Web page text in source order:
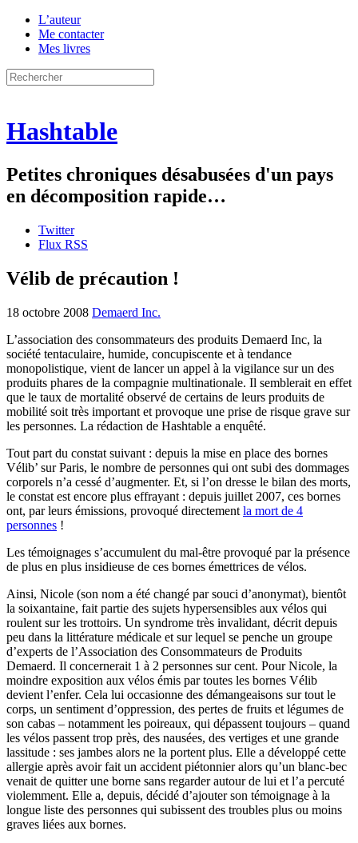
L’auteur
Me contacter
Mes livres
Hashtable
Petites chroniques désabusées d'un pays
en décomposition rapide…
Twitter
Flux RSS
Vélib de précaution !
18 octobre 2008 Demaerd Inc.
L’association des consommateurs des produits Demaerd Inc, la
société tentaculaire, humide, concupiscente et à tendance
monopolistique, vient de lancer un appel à la vigilance sur un des
produits phares de la compagnie multinationale. Il semblerait en effet
que le taux de mortalité observé de certains de leurs produits de
mobilité soit très important et provoque une prise de risque grave sur
les personnes. La rédaction de Hashtable a enquêté.
Tout part du constat suivant : depuis la mise en place des bornes
Vélib’ sur Paris, le nombre de personnes qui ont subi des dommages
corporels n’a cessé d’augmenter. Et, si l’on dresse le bilan des morts,
le constat est encore plus effrayant : depuis juillet 2007, ces bornes
ont, par leurs émissions, provoqué directement la mort de 4
personnes !
Les témoignages s’accumulent du mal-être provoqué par la présence
de plus en plus insidieuse de ces bornes émettrices de vélos.
Ainsi, Nicole (son nom a été changé par souci d’anonymat), bientôt
la soixantaine, fait partie des sujets hypersensibles aux vélos qui
roulent sur les trottoirs. Un syndrome très invalidant, décrit depuis
peu dans la littérature médicale et sur lequel se penche un groupe
d’experts de l’Association des Consommateurs de Produits
Demaerd. Il concernerait 1 à 2 personnes sur cent. Pour Nicole, la
moindre exposition aux vélos émis par toutes les bornes Vélib
devient l’enfer. Cela lui occasionne des démangeaisons sur tout le
corps, un sentiment d’oppression, des pertes de fruits et légumes de
son cabas – notamment les poireaux, qui dépassent toujours – quand
les vélos passent trop près, des nausées, des vertiges et une grande
lassitude : ses jambes alors ne la portent plus. Elle a développé cette
allergie après avoir fait un accident piétonnier alors qu’un blanc-bec
venait de quitter une borne sans regarder autour de lui et l’a percuté
violemment. Elle a, depuis, décidé d’ajouter son témoignage à la
longue liste des personnes qui subissent des troubles plus ou moins
graves liées aux bornes.